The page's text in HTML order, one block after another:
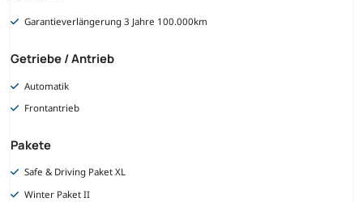
Garantieverlängerung 3 Jahre 100.000km
Getriebe / Antrieb
Automatik
Frontantrieb
Pakete
Safe & Driving Paket XL
Winter Paket II